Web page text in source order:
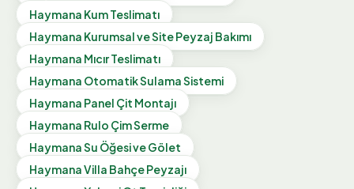
Haymana Kum Teslimatı
Haymana Kurumsal ve Site Peyzaj Bakımı
Haymana Mıcır Teslimatı
Haymana Otomatik Sulama Sistemi
Haymana Panel Çit Montajı
Haymana Rulo Çim Serme
HaymanaSu Öğesi ve Gölet
HaymanaVilla Bahçe Peyzajı